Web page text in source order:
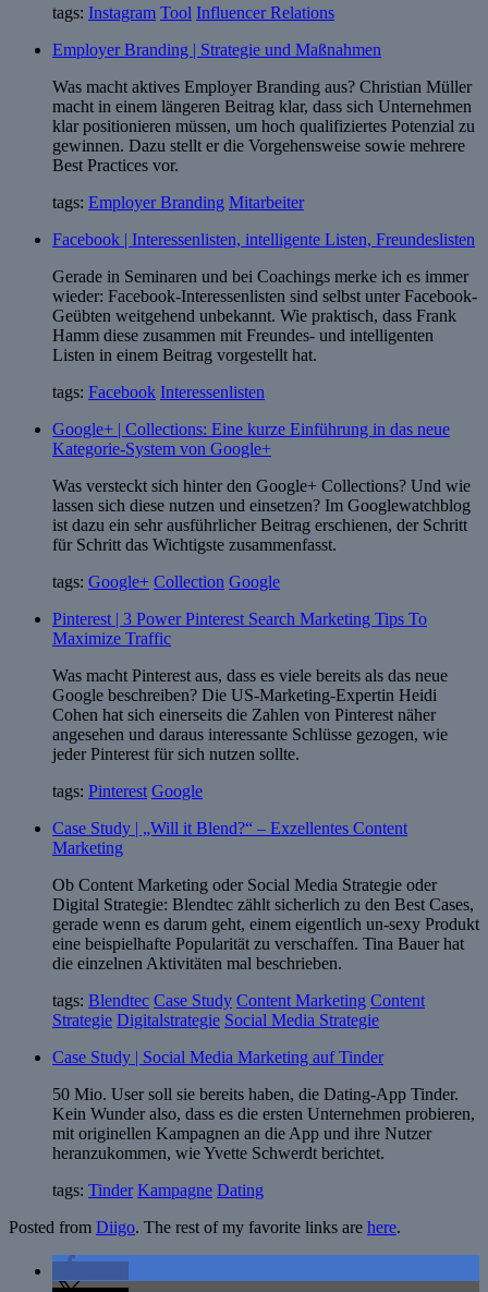
tags: Instagram Tool Influencer Relations
Employer Branding | Strategie und Maßnahmen
Was macht aktives Employer Branding aus? Christian Müller
macht in einem längeren Beitrag klar, dass sich Unternehmen
klar positionieren müssen, um hoch qualifiziertes Potenzial zu
gewinnen. Dazu stellt er die Vorgehensweise sowie mehrere
Best Practices vor.
tags: Employer Branding Mitarbeiter
Facebook | Interessenlisten, intelligente Listen, Freundeslisten
Gerade in Seminaren und bei Coachings merke ich es immer
wieder: Facebook-Interessenlisten sind selbst unter Facebook-
Geübten weitgehend unbekannt. Wie praktisch, dass Frank
Hamm diese zusammen mit Freundes- und intelligenten
Listen in einem Beitrag vorgestellt hat.
tags: Facebook Interessenlisten
Google+ | Collections: Eine kurze Einführung in das neue
Kategorie-System von Google+
Was versteckt sich hinter den Google+ Collections? Und wie
lassen sich diese nutzen und einsetzen? Im Googlewatchblog
ist dazu ein sehr ausführlicher Beitrag erschienen, der Schritt
für Schritt das Wichtigste zusammenfasst.
tags: Google+ Collection Google
Pinterest | 3 Power Pinterest Search Marketing Tips To
Maximize Traffic
Was macht Pinterest aus, dass es viele bereits als das neue
Google beschreiben? Die US-Marketing-Expertin Heidi
Cohen hat sich einerseits die Zahlen von Pinterest näher
angesehen und daraus interessante Schlüsse gezogen, wie
jeder Pinterest für sich nutzen sollte.
tags: Pinterest Google
Case Study | „Will it Blend?“ – Exzellentes Content
Marketing
Ob Content Marketing oder Social Media Strategie oder
Digital Strategie: Blendtec zählt sicherlich zu den Best Cases,
gerade wenn es darum geht, einem eigentlich un-sexy Produkt
eine beispielhafte Popularität zu verschaffen. Tina Bauer hat
die einzelnen Aktivitäten mal beschrieben.
tags: Blendtec Case Study Content Marketing Content
Strategie Digitalstrategie Social Media Strategie
Case Study | Social Media Marketing auf Tinder
50 Mio. User soll sie bereits haben, die Dating-App Tinder.
Kein Wunder also, dass es die ersten Unternehmen probieren,
mit originellen Kampagnen an die App und ihre Nutzer
heranzukommen, wie Yvette Schwerdt berichtet.
tags: Tinder Kampagne Dating
Posted from Diigo. The rest of my favorite links are here.